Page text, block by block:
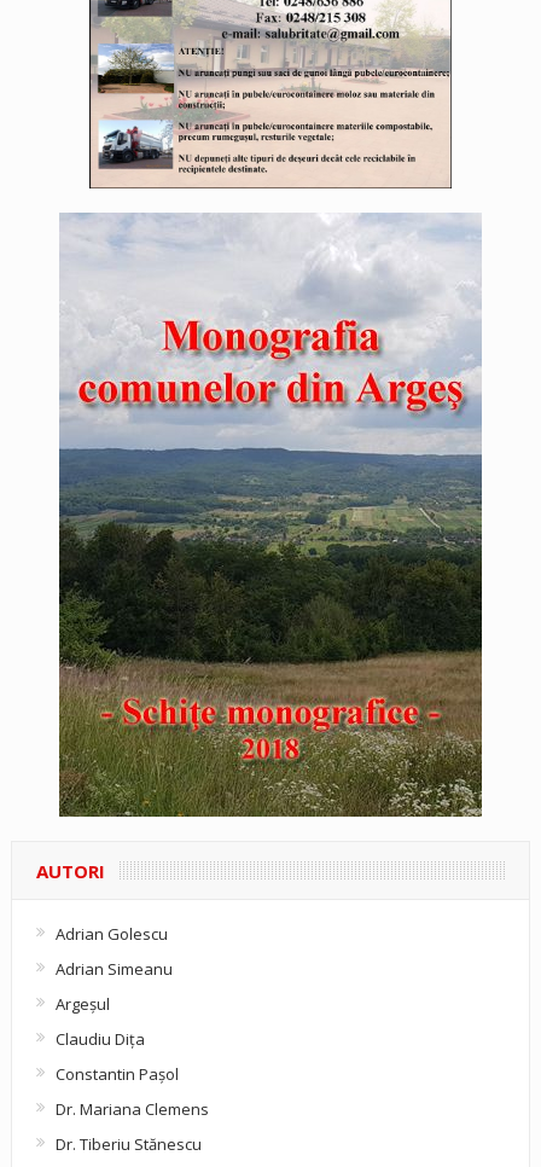
AUTORI
Adrian Golescu
Adrian Simeanu
Argeşul
Claudiu Diţa
Constantin Pașol
Dr. Mariana Clemens
Dr. Tiberiu Stănescu